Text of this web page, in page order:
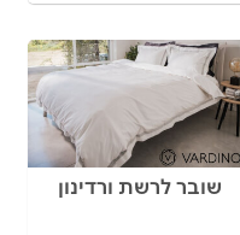
שובר לרשת ורדינון